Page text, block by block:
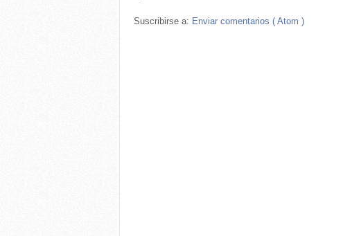
Suscribirse a: Enviar comentarios ( Atom )